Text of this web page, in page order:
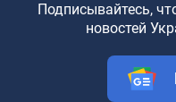
Подписывайтесь,
новостей